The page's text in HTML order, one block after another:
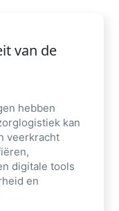
van de
hebben
kan
veerkracht
digitale tools
en